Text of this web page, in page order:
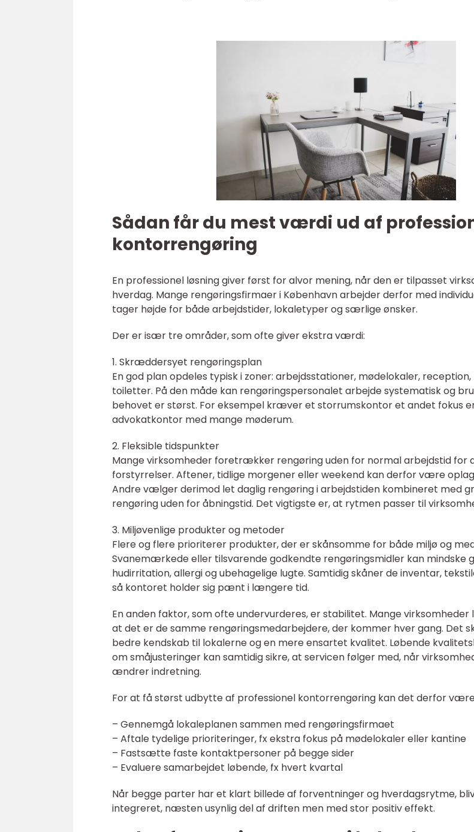
Sådan får du mest værdi ud af
kontorrengøring
En professionel løsning giver først for alvor mening, når den er tilpasset
hverdag. Mange rengøringsfirmaer i København arbejder derfor med
tager højde for både arbejdstider, lokaletyper og særlige ønsker.
Der er især tre områder, som ofte giver ekstra værdi:
1. Skræddersyet rengøringsplan
En god plan opdeles typisk i zoner: arbejdsstationer, mødelokaler,
toiletter. På den måde kan rengøringspersonalet arbejde systematisk og
behovet er størst. For eksempel kræver et storrumskontor et andet fokus
advokatkontor med mange møderum.
2. Fleksible tidspunkter
Mange virksomheder foretrækker rengøring uden for normal arbejdstid for
forstyrrelser. Aftener, tidlige morgener eller weekend kan derfor være
Andre vælger derimod let daglig rengøring i arbejdstiden kombineret med
rengøring uden for åbningstid. Det vigtigste er, at rytmen passer til
3. Miljøvenlige produkter og metoder
Flere og flere prioriterer produkter, der er skånsomme for både miljø og
Svanemærkede eller tilsvarende godkendte rengøringsmidler kan mindske
hudirritation, allergi og ubehagelige lugte. Samtidig skåner de inventar,
så kontoret holder sig pænt i længere tid.
En anden faktor, som ofte undervurderes, er stabilitet. Mange
at det er de samme rengøringsmedarbejdere, der kommer hver gang. Det
bedre kendskab til lokalerne og en mere ensartet kvalitet. Løbende
om småjusteringer kan samtidig sikre, at servicen følger med, når
ændrer indretning.
For at få størst udbytte af professionel kontorrengøring kan det derfor
– Gennemgå lokaleplanen sammen med rengøringsfirmaet
– Aftale tydelige prioriteringer, fx ekstra fokus på mødelokaler eller kantine
– Fastsætte faste kontaktpersoner på begge sider
– Evaluere samarbejdet løbende, fx hvert kvartal
Når begge parter har et klart billede af forventninger og hverdagsrytme,
integreret, næsten usynlig del af driften men med stor positiv effekt.